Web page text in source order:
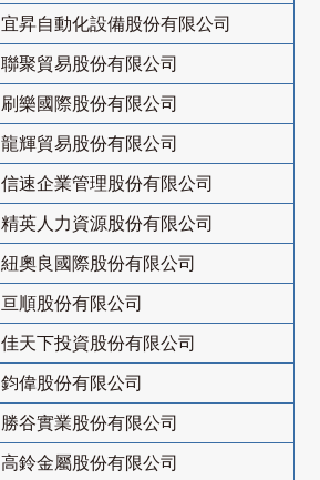
宜昇自動化設備股份有限公司
聯聚貿易股份有限公司
刷樂國際股份有限公司
龍輝貿易股份有限公司
信速企業管理股份有限公司
精英人力資源股份有限公司
紐奧良國際股份有限公司
亘順股份有限公司
佳天下投資股份有限公司
鈞偉股份有限公司
勝谷實業股份有限公司
高鈴金屬股份有限公司